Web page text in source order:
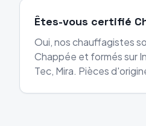
Êtes-vous certifié
Oui, nos chauffagistes
Chappée et formés sur
Tec, Mira. Pièces